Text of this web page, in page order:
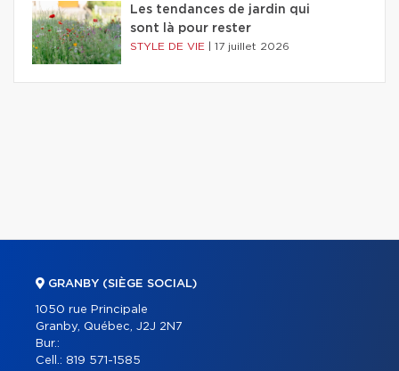
Les tendances de jardin qui
sont là pour rester
STYLE DE VIE 17 juillet 2026
GRANBY (SIÈGE SOCIAL)
1050 rue Principale
Granby, Québec, J2J 2N7
Bur.:
Cell.: 819 571-1585